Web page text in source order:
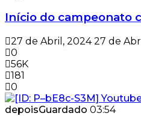
Início do campeonato
27 de Abril, 2024 27 de
0
56K
181
0
depoisGuardado 03:54